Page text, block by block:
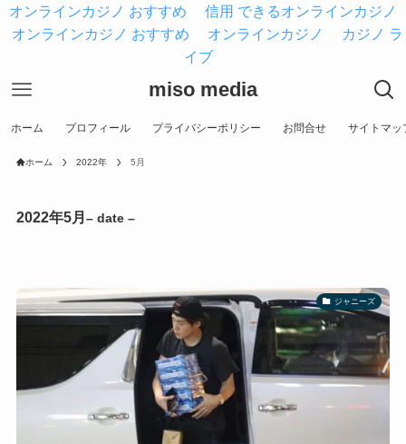
オンラインカジノ おすすめ
信用 できるオンラインカジノ
オンラインカジノ おすすめ
オンラインカジノ
カジノ ラ
イブ
miso media
ホーム プロフィール プライバシーポリシー お問合せ サイトマッ
ホーム 2022年 5月
2022年5月 – date –
ジャニーズ